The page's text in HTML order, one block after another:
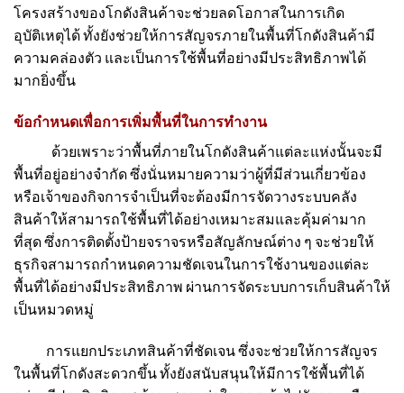
โครงสร้างของโกดังสินค้าจะช่วยลดโอกาสในการเกิด
อุบัติเหตุได้ ทั้งยังช่วยให้การสัญจรภายในพื้นที่โกดังสินค้ามี
ความคล่องตัว และเป็นการใช้พื้นที่อย่างมีประสิทธิภาพได้
มากยิ่งขึ้น
ข้อกำหนดเพื่อการเพิ่มพื้นที่ในการทำงาน
ด้วยเพราะว่าพื้นที่ภายในโกดังสินค้าแต่ละแห่งนั้นจะมี
พื้นที่อยู่อย่างจำกัด ซึ่งนั่นหมายความว่าผู้ที่มีส่วนเกี่ยวข้อง
หรือเจ้าของกิจการจำเป็นที่จะต้องมีการจัดวางระบบคลัง
สินค้าให้สามารถใช้พื้นที่ได้อย่างเหมาะสมและคุ้มค่ามาก
ที่สุด ซึ่งการติดตั้งป้ายจราจรหรือสัญลักษณ์ต่าง ๆ จะช่วยให้
ธุรกิจสามารถกำหนดความชัดเจนในการใช้งานของแต่ละ
พื้นที่ได้อย่างมีประสิทธิภาพ ผ่านการจัดระบบการเก็บสินค้าให้
เป็นหมวดหมู่
การแยกประเภทสินค้าที่ชัดเจน ซึ่งจะช่วยให้การสัญจร
ในพื้นที่โกดังสะดวกขึ้น ทั้งยังสนับสนุนให้มีการใช้พื้นที่ได้